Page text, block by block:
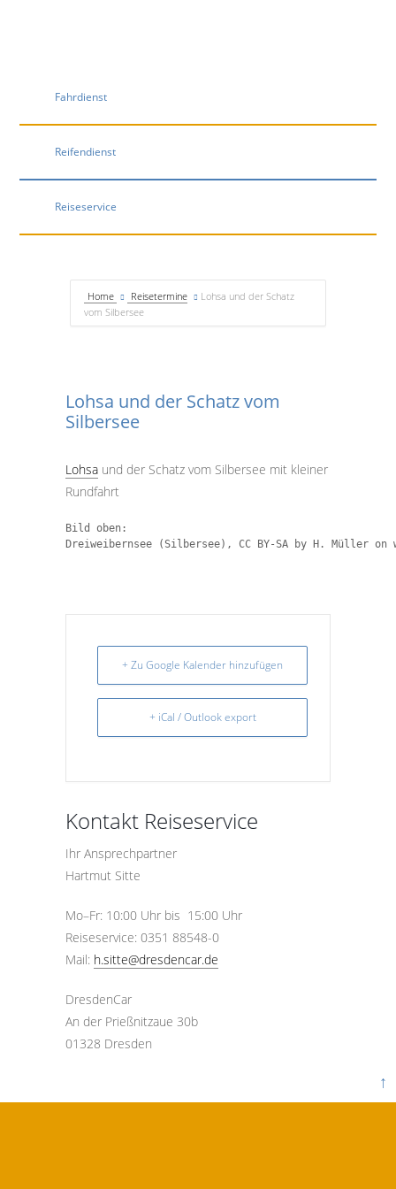
Fahrdienst
Reifendienst
Reiseservice
Home Reisetermine
Lohsa und der Schatz
vom Silbersee
Lohsa und der Schatz vom
Silbersee
Lohsa und der Schatz vom Silbersee mit kleiner
Rundfahrt
Bild oben:
Dreiweibernsee (Silbersee), CC BY-SA by H. Müller on
+ Zu Google Kalender hinzufügen
+ iCal / Outlook export
Kontakt Reiseservice
Ihr Ansprechpartner
Hartmut Sitte
Mo–Fr: 10:00 Uhr bis 15:00 Uhr
Reiseservice: 0351 88548-0
Mail: h.sitte@dresdencar.de
DresdenCar
An der Prießnitzaue 30b
01328 Dresden
↑